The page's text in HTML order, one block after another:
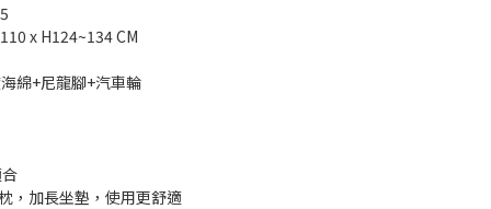
x H124~134 CM
綿+尼龍腳+汽車輪
，加長坐墊，使用更舒適